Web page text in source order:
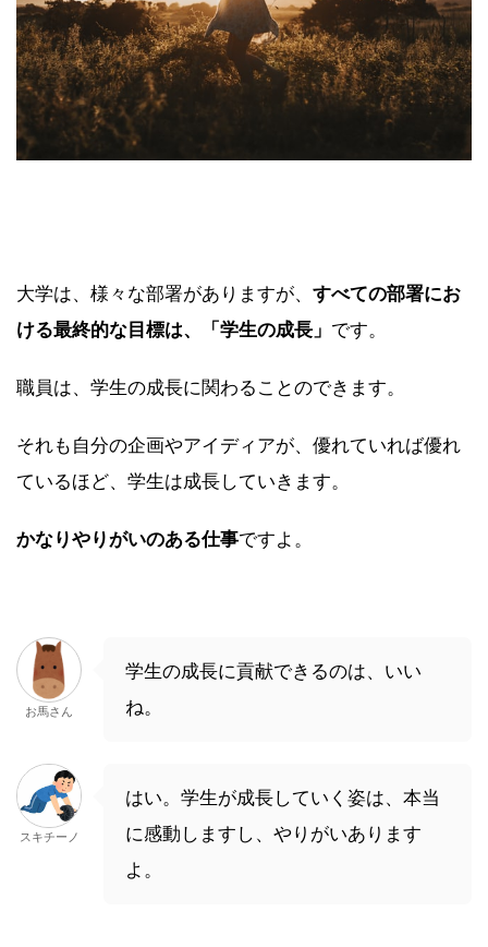
大学は、様々な部署がありますが、 すべての部署にお
ける最終的な目標は、「学生の成長」 です。
職員は、学生の成長に関わることのできます。
それも自分の企画やアイディアが、優れていれば優れ
ているほど、学生は成長していきます。
かなりやりがいのある仕事ですよ。
お馬さん
学生の成長に貢献できるのは、いい
ね。
スキチーノ
はい。学生が成長していく姿は、本当
に感動しますし、やりがいあります
よ。